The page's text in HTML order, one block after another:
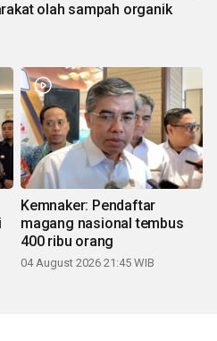
olah sampah organik
Kemnaker: Pendaftar
magang nasional tembus
400 ribu orang
04 August 2026 21:45 WIB